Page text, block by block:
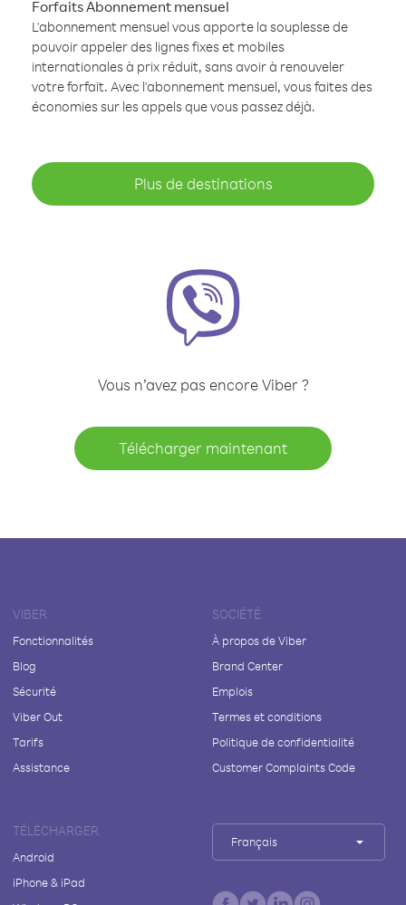
Forfaits Abonnement mensuel
L'abonnement mensuel vous apporte la souplesse de
pouvoir appeler des lignes fixes et mobiles
internationales à prix réduit, sans avoir à renouveler
votre forfait. Avec l'abonnement mensuel, vous faites des
économies sur les appels que vous passez déjà.
Plus de destinations
Vous n’avez pas encore Viber ?
Télécharger maintenant
VIBER
Fonctionnalités
Blog
Sécurité
Viber Out
Tarifs
Assistance
SOCIÉTÉ
À propos de Viber
Brand Center
Emplois
Termes et conditions
Politique de confidentialité
Customer Complaints Code
TÉLÉCHARGER
Android
iPhone & iPad
Français